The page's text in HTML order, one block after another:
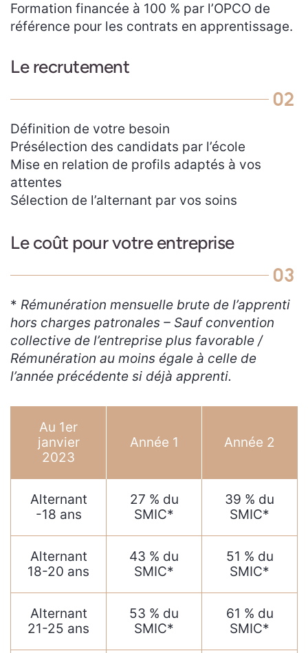
Formation financée à 100 % par l’OPCO de
référence pour les contrats en apprentissage.
Le recrutement
02
Définition de votre besoin
Présélection des candidats par l’école
Mise en relation de profils adaptés à vos
attentes
Sélection de l’alternant par vos soins
Le coût pour votre entreprise
03
* Rémunération mensuelle brute de l’apprenti
hors charges patronales – Sauf convention
collective de l’entreprise plus favorable /
Rémunération au moins égale à celle de
l’année précédente si déjà apprenti.
Au 1er
janvier
2023
Année 1 Année 2
Alternant
-18 ans
27 % du
SMIC*
39 % du
SMIC*
Alternant
18-20 ans
43 % du
SMIC*
51 % du
SMIC*
Alternant
21-25 ans
53 % du
SMIC*
61 % du
SMIC*